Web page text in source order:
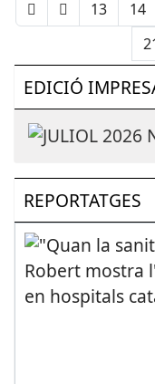
13 14
EDICIÓ
REPORTATGES